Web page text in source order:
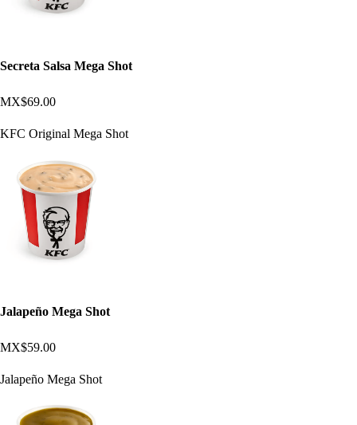
Secreta Salsa Mega Shot
MX$69.00
KFC Original Mega Shot
Jalapeño Mega Shot
MX$59.00
Jalapeño Mega Shot